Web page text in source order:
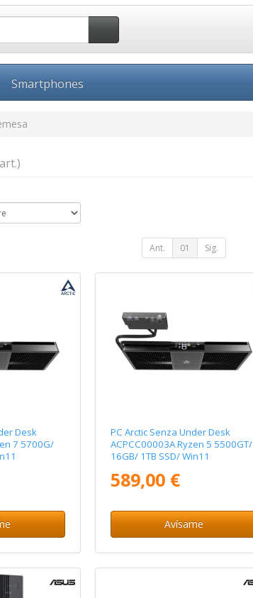
Smartphones
Ant. 01 Sig.
Desk
7 5700G/
PC Arctic Senza Under Desk
ACPCC00003A Ryzen 5 5500GT/
16GB/ 1TB SSD/ Win11
589,00 €
Avísame